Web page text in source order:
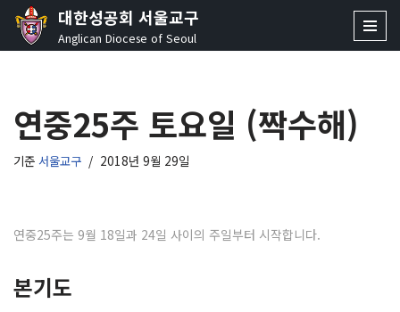
콘
로
건
너
대한성공회 서울교구
Anglican Diocese of Seoul
연중25주 토요일 (짝수해)
기준 서울교구 2018년 9월 29일
연중25주는 9월 18일과 24일 사이의 주일부터 시작합니다.
본기도